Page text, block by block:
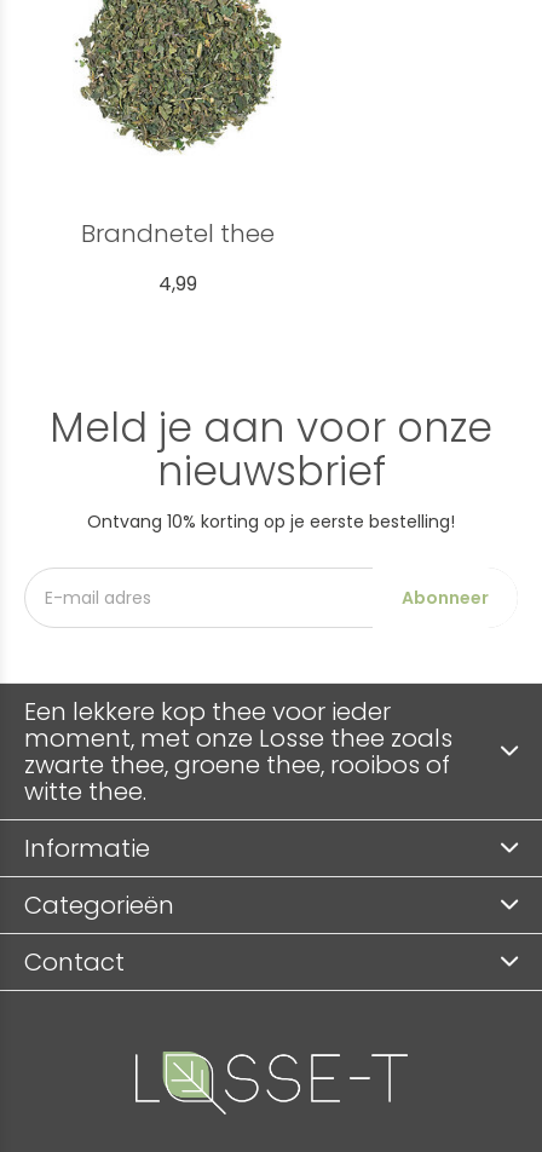
Brandnetel thee
4,99
Meld je aan voor onze
nieuwsbrief
Ontvang 10% korting op je eerste bestelling!
Abonneer
Een lekkere kop thee voor ieder
moment, met onze Losse thee zoals
zwarte thee, groene thee, rooibos of
witte thee.
Informatie
Categorieën
Contact